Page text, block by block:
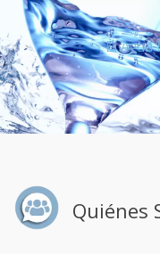
El
Quiénes